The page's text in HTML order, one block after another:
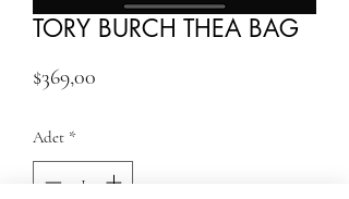
TORY BURCH THEA BAG
$369,00
Adet *